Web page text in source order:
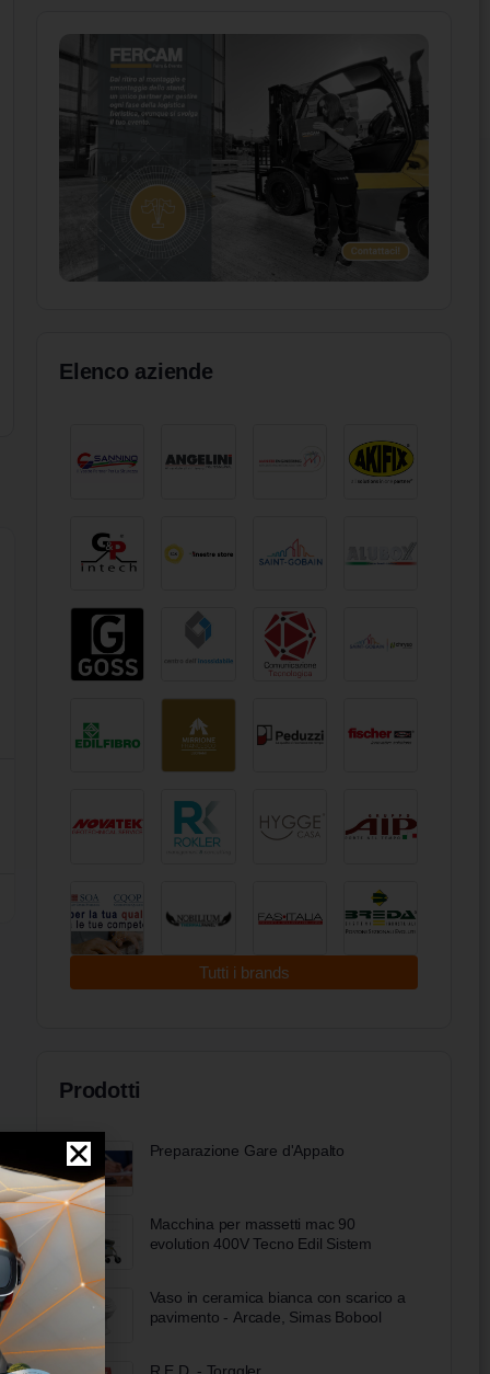
Elenco aziende
Tutti i brands
Prodotti
Preparazione Gare d'Appalto
Macchina per massetti mac 90
evolution 400V Tecno Edil Sistem
Vaso in ceramica bianca con scarico a
pavimento - Arcade, Simas Bobool